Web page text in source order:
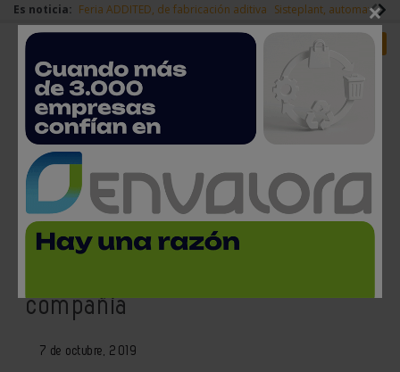
Es noticia: Feria ADDITED, de fabricación aditiva Sisteplant,
Redes Sociales Login empresas
Lantek designa a Rodrigo
Argandoña como nuevo Chief
compañía
7 de octubre, 2019
×